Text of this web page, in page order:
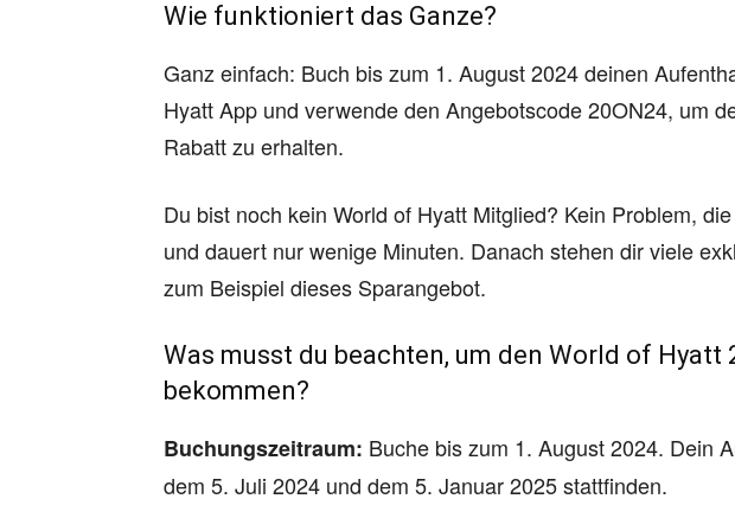
Wie funktioniert das Ganze?
Ganz einfach: Buch bis zum 1. August 2024 deinen
Hyatt App und verwende den Angebotscode 20ON24, um
Rabatt zu erhalten.
Du bist noch kein World of Hyatt Mitglied? Kein Problem, die
und dauert nur wenige Minuten. Danach stehen dir viele
zum Beispiel dieses Sparangebot.
Was musst du beachten, um den World of Hyatt
bekommen?
Buchungszeitraum: Buche bis zum 1. August 2024. Dein
dem 5. Juli 2024 und dem 5. Januar 2025 stattfinden.